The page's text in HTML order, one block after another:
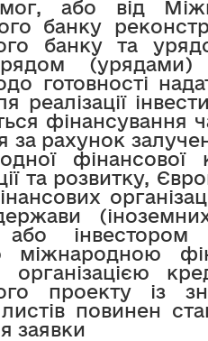
або від
банку
банку та
(урядами)
готовності
реалізації
фінансування
за рахунок
фінансової
та розвитку,
або
міжнародною
організацією
проекту із
листів повинен
заявки